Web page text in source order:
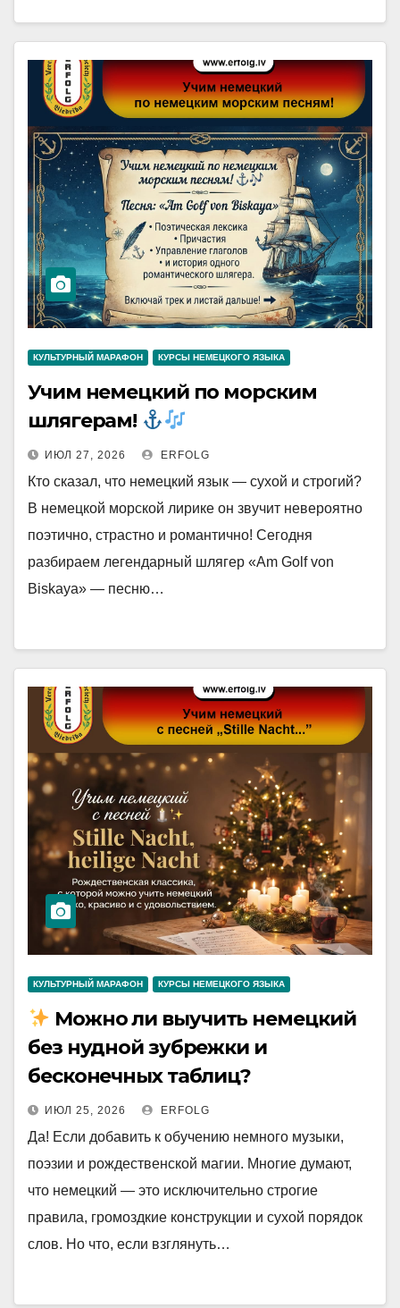
КУЛЬТУРНЫЙ МАРАФОН КУРСЫ НЕМЕЦКОГО ЯЗЫКА
Учим немецкий по морским
шлягерам!
ИЮЛ 27, 2026 ERFOLG
Кто сказал, что немецкий язык — сухой и строгий?
В немецкой морской лирике он звучит невероятно
поэтично, страстно и романтично! Сегодня
разбираем легендарный шлягер «Am Golf von
Biskaya» — песню…
КУЛЬТУРНЫЙ МАРАФОН КУРСЫ НЕМЕЦКОГО ЯЗЫКА
Можно ли выучить немецкий
без нудной зубрежки и
бесконечных таблиц?
ИЮЛ 25, 2026 ERFOLG
Да! Если добавить к обучению немного музыки,
поэзии и рождественской магии. Многие думают,
что немецкий — это исключительно строгие
правила, громоздкие конструкции и сухой порядок
слов. Но что, если взглянуть…